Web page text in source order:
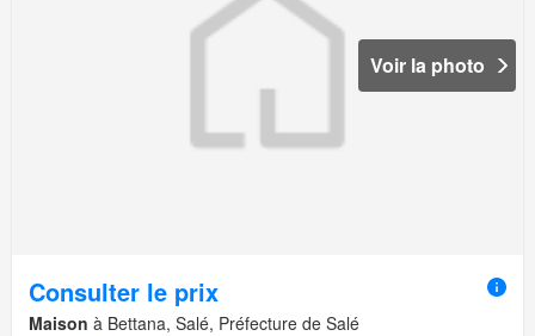
Voir la photo
Consulter le prix
Maison à Bettana, Salé, Préfecture de Salé